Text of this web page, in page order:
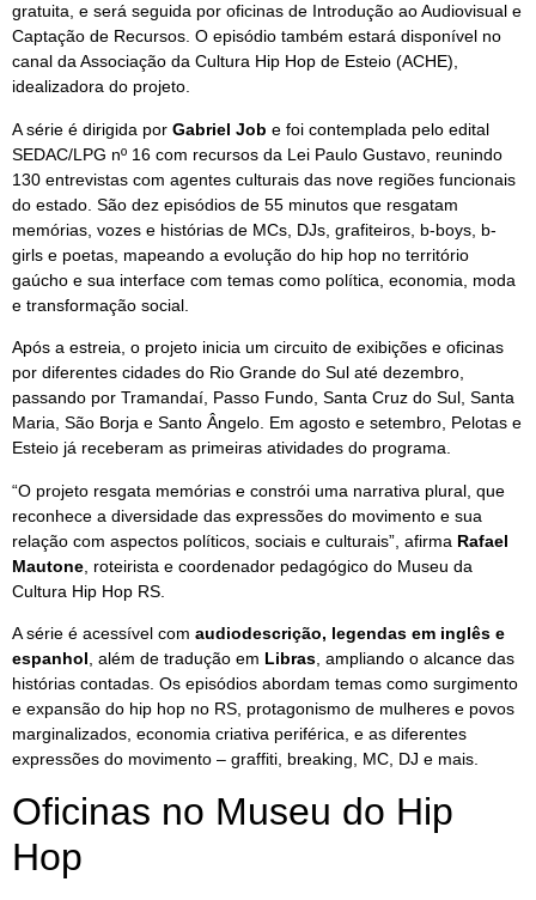
gratuita, e será seguida por oficinas de Introdução ao Audiovisual e
Captação de Recursos. O episódio também estará disponível no
canal da Associação da Cultura Hip Hop de Esteio (ACHE),
idealizadora do projeto.
A série é dirigida por Gabriel Job e foi contemplada pelo edital
SEDAC/LPG nº 16 com recursos da Lei Paulo Gustavo, reunindo
130 entrevistas com agentes culturais das nove regiões funcionais
do estado. São dez episódios de 55 minutos que resgatam
memórias, vozes e histórias de MCs, DJs, grafiteiros, b-boys, b-
girls e poetas, mapeando a evolução do hip hop no território
gaúcho e sua interface com temas como política, economia, moda
e transformação social.
Após a estreia, o projeto inicia um circuito de exibições e oficinas
por diferentes cidades do Rio Grande do Sul até dezembro,
passando por Tramandaí, Passo Fundo, Santa Cruz do Sul, Santa
Maria, São Borja e Santo Ângelo. Em agosto e setembro, Pelotas e
Esteio já receberam as primeiras atividades do programa.
“O projeto resgata memórias e constrói uma narrativa plural, que
reconhece a diversidade das expressões do movimento e sua
relação com aspectos políticos, sociais e culturais”, afirma Rafael
Mautone , roteirista e coordenador pedagógico do Museu da
Cultura Hip Hop RS.
A série é acessível com audiodescrição, legendas em inglês e
espanhol , além de tradução em Libras , ampliando o alcance das
histórias contadas. Os episódios abordam temas como surgimento
e expansão do hip hop no RS, protagonismo de mulheres e povos
marginalizados, economia criativa periférica, e as diferentes
expressões do movimento – graffiti, breaking, MC, DJ e mais.
Oficinas no Museu do Hip
Hop